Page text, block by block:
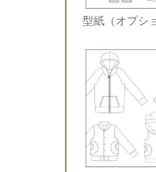
型紙（オプシ